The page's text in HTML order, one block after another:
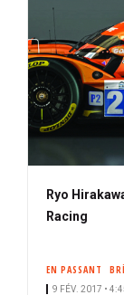
Ryo
Racing
EN PASSANT
9 FÉV. 2017 •